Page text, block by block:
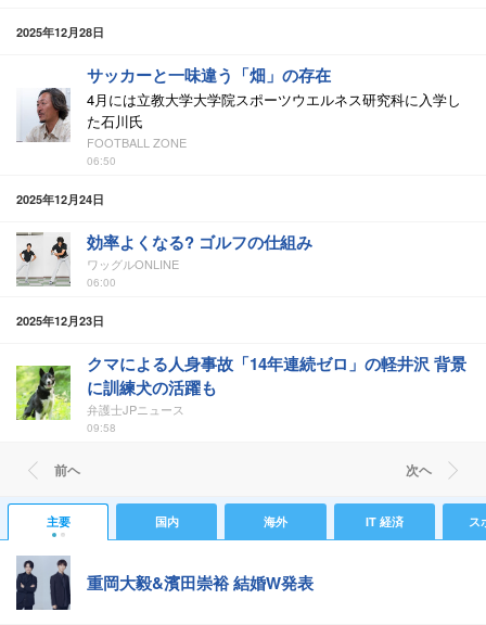
2025年12月28日
サッカーと一味違う「畑」の存在
4月には立教大学大学院スポーツウエルネス研究科に入学し
た石川氏
FOOTBALL ZONE
06:50
2025年12月24日
効率よくなる? ゴルフの仕組み
ワッグルONLINE
06:00
2025年12月23日
クマによる人身事故「14年連続ゼロ」の軽井沢 背景
に訓練犬の活躍も
弁護士JPニュース
09:58
前ヘ 次ヘ
主要 国内 海外 IT 経済 ス
重岡大毅&濱田崇裕 結婚W発表